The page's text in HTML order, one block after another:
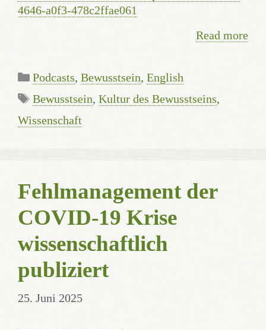
4646-a0f3-478c2ffae061
Read more
Categories
Podcasts, Bewusstsein, English
Tags
Bewusstsein, Kultur des Bewusstseins,
Wissenschaft
Fehlmanagement der
COVID-19 Krise
wissenschaftlich
publiziert
25. Juni 2025